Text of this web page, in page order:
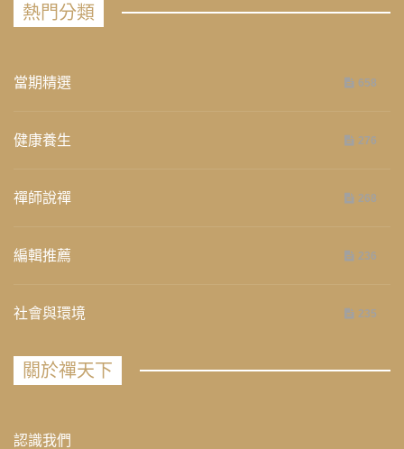
熱門分類
當期精選 658
健康養生 276
禪師說禪 268
編輯推薦 236
社會與環境 235
關於禪天下
認識我們